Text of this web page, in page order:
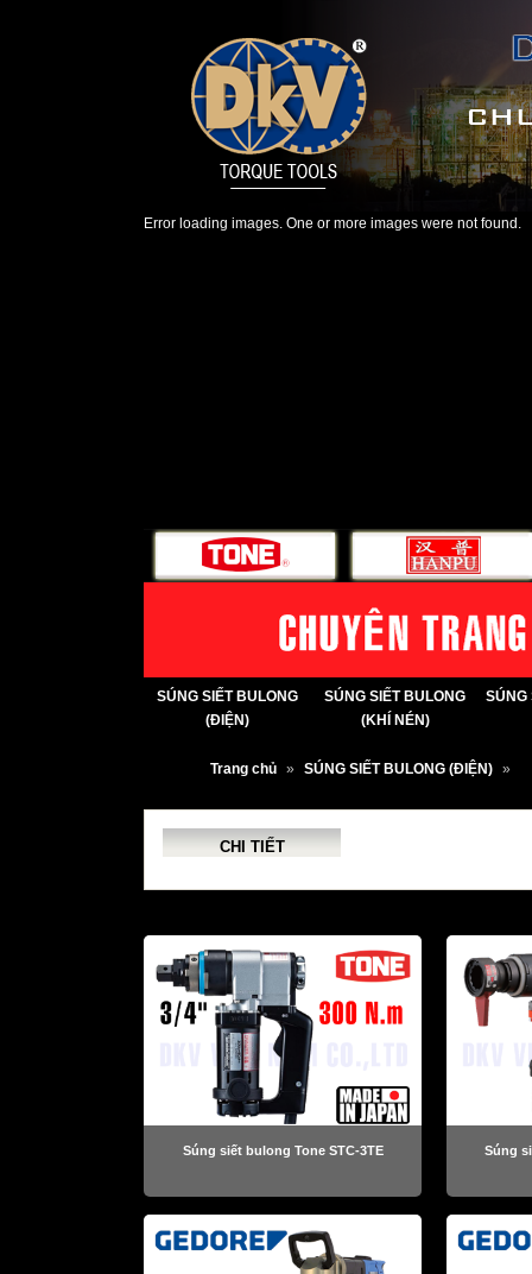
Error loading images. One or more images were not found.
SÚNG SIẾT BULONG
(ĐIỆN)
SÚNG SIẾT BULONG
(KHÍ NÉN)
SÚNG
Trang chủ » SÚNG SIẾT BULONG (ĐIỆN) »
CHI TIẾT
Súng siết bulong Tone STC-3TE Súng